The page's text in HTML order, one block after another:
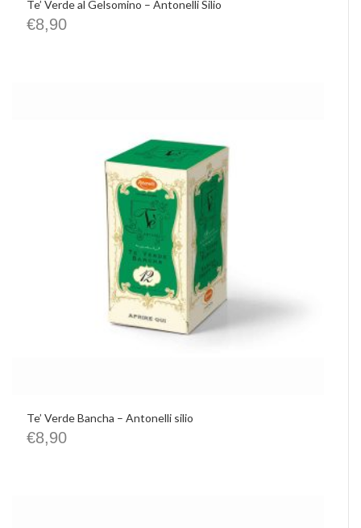
Te’ Verde al Gelsomino – Antonelli Silio
€8,90
Te’ Verde Bancha – Antonelli silio
€8,90